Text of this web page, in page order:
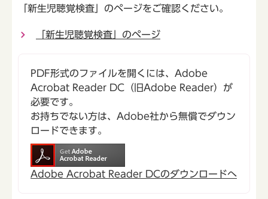
「新生児聴覚検査」のページをご確認ください。
「新生児聴覚検査」のページ
PDF形式のファイルを開くには、Adobe
Acrobat Reader DC（旧Adobe Reader）が
必要です。
お持ちでない方は、Adobe社から無償でダウン
ロードできます。
Adobe Acrobat Reader DCのダウンロードへ